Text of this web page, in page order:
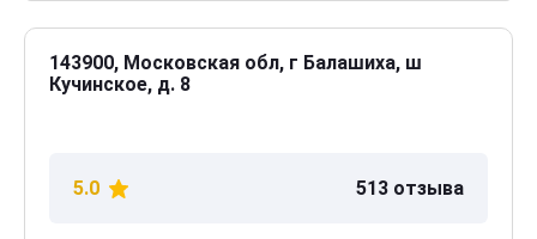
143900, Московская обл, г Балашиха, ш
Кучинское, д. 8
5.0 513 отзыва